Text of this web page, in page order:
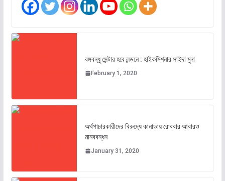
বঙ্গবন্ধু সেন্টার হবে লন্ডনে : হাইকমিশনার সাইদা মুনা
February 1, 2020
অর্থপাচারকারীদের বিরুদ্ধে কানাডায় রোববার আবারও
মানববন্ধন
January 31, 2020